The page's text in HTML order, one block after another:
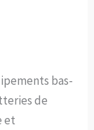
bas-
de
et